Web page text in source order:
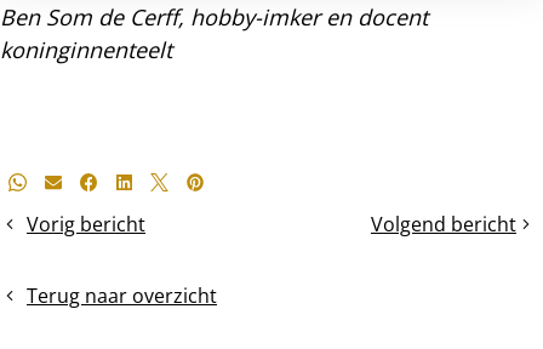
Ben Som de Cerff, hobby-imker en docent
koninginnenteelt
Deel
bericht
Whatsapp
E-mailFacebook
LinkedIn
X Pinterest
Vorig bericht
Het
van
Volgend bericht
De
Terug naar overzicht